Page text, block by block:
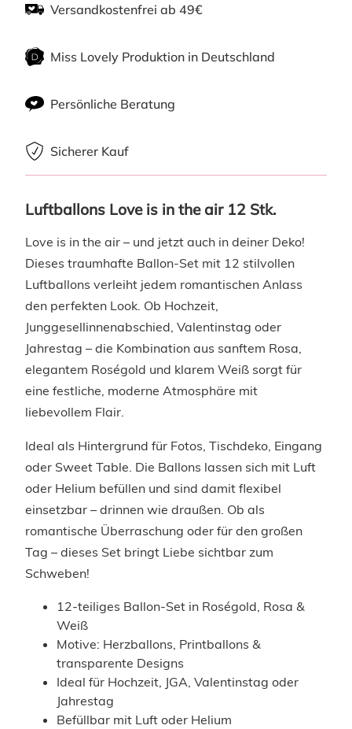
Versandkostenfrei ab 49€
Miss Lovely Produktion in Deutschland
Persönliche Beratung
Sicherer Kauf
Luftballons Love is in the air 12 Stk.
Love is in the air – und jetzt auch in deiner Deko!
Dieses traumhafte Ballon-Set mit 12 stilvollen
Luftballons verleiht jedem romantischen Anlass
den perfekten Look. Ob Hochzeit,
Junggesellinnenabschied, Valentinstag oder
Jahrestag – die Kombination aus sanftem Rosa,
elegantem Roségold und klarem Weiß sorgt für
eine festliche, moderne Atmosphäre mit
liebevollem Flair.
Ideal als Hintergrund für Fotos, Tischdeko, Eingang
oder Sweet Table. Die Ballons lassen sich mit Luft
oder Helium befüllen und sind damit flexibel
einsetzbar – drinnen wie draußen. Ob als
romantische Überraschung oder für den großen
Tag – dieses Set bringt Liebe sichtbar zum
Schweben!
12-teiliges Ballon-Set in Roségold, Rosa &
Weiß
Motive: Herzballons, Printballons &
transparente Designs
Ideal für Hochzeit, JGA, Valentinstag oder
Jahrestag
Befüllbar mit Luft oder Helium